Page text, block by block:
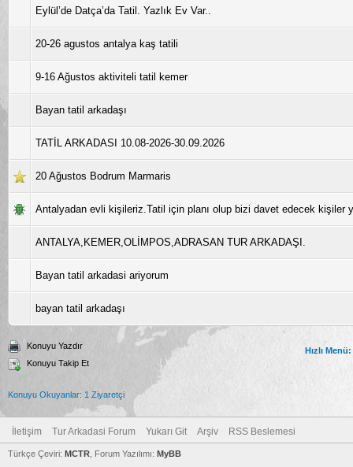
Eylül’de Datça’da Tatil. Yazlık Ev Var..
20-26 agustos antalya kaş tatili
9-16 Ağustos aktiviteli tatil kemer
Bayan tatil arkadaşı
TATİL ARKADASI 10.08-2026-30.09.2026
20 Ağustos Bodrum Marmaris
Antalyadan evli kişileriz.Tatil için planı olup bizi davet edecek kişiler
ANTALYA,KEMER,OLİMPOS,ADRASAN TUR ARKADAŞI.
Bayan tatil arkadasi ariyorum
bayan tatil arkadaşı
Konuyu Yazdır
Konuyu Takip Et
Hızlı Menü:
Konuyu Okuyanlar: 1 Ziyaretçi
İletişim Tur Arkadasi Forum Yukarı Git Arşiv RSS Beslemesi
Türkçe Çeviri: MCTR , Forum Yazılımı: MyBB